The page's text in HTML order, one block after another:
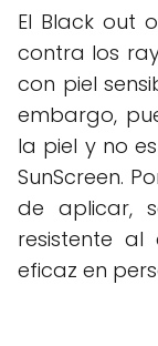
El Black out
contra los
con piel
embargo,
la piel y no
SunScreen.
de aplicar,
resistente
eficaz en